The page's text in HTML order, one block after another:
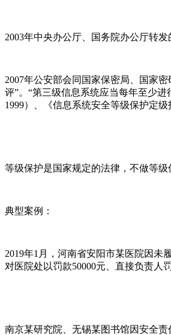
2003年中央办公厅、国务院办公厅转
2007年公安部会同国家保密局、国家
评”。“第三级信息系统应当每年至少
1999）、《信息系统安全等级保护定
等级保护是国家规定的法律，不做等
典型案例：
2019年1月，河南省安阳市某医院因未
对医院处以罚款50000元、直接负责人
南京某研究院、无锡某图书馆因安全